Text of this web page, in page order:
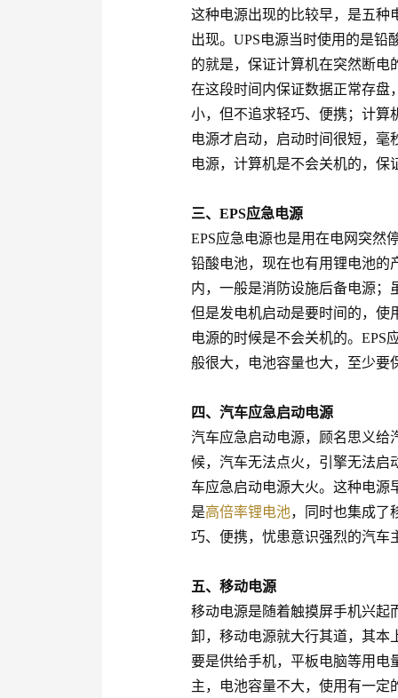
这种电源出现的比较早，是五种
出现。UPS电源当时使用的是铅
的就是，保证计算机在突然断电
在这段时间内保证数据正常存盘
小，但不追求轻巧、便携；计算
电源才启动，启动时间很短，毫
电源，计算机是不会关机的，保
三、EPS应急电源
EPS应急电源也是用在电网突然
铅酸电池，现在也有用锂电池的
内，一般是消防设施后备电源；
但是发电机启动是要时间的，使
电源的时候是不会关机的。EPS
般很大，电池容量也大，至少要
四、汽车应急启动电源
汽车应急启动电源，顾名思义给
候，汽车无法点火，引擎无法启
车应急启动电源大火。这种电源
是高倍率锂电池，同时也集成了
巧、便携，忧患意识强烈的汽车
五、移动电源
移动电源是随着触摸屏手机兴起
卸，移动电源就大行其道，其本
要是供给手机，平板电脑等用电
主，电池容量不大，使用有一定